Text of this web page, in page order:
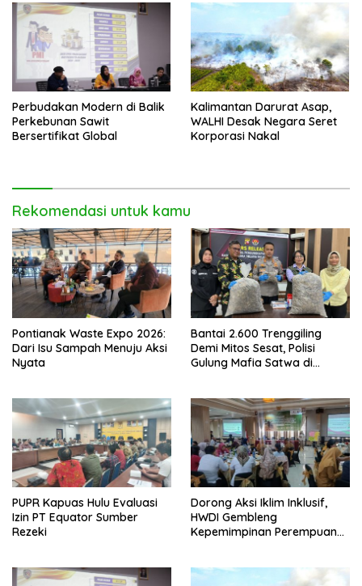
Perbudakan Modern di Balik
Perkebunan Sawit
Bersertifikat Global
Kalimantan Darurat Asap,
WALHI Desak Negara Seret
Korporasi Nakal
Rekomendasi untuk kamu
Pontianak Waste Expo 2026:
Dari Isu Sampah Menuju Aksi
Nyata
Bantai 2.600 Trenggiling
Demi Mitos Sesat, Polisi
Gulung Mafia Satwa di
PUPR Kapuas Hulu Evaluasi
Izin PT Equator Sumber
Rezeki
Dorong Aksi Iklim Inklusif,
HWDI Gembleng
Kepemimpinan Perempuan